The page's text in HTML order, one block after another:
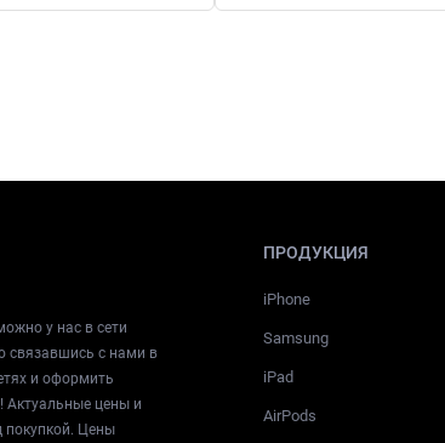
у нас в сети
связавшись с нами в
и оформить
Актуальные цены и
покупкой. Цены
ПРОДУКЦИЯ
iPhone
Samsung
iPad
AirPods